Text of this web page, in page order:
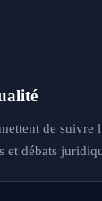
de suivre
et débats